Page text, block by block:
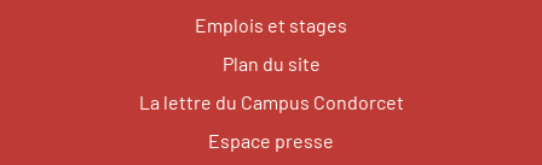
Emplois et stages
Plan du site
La lettre du Campus Condorcet
Espace presse